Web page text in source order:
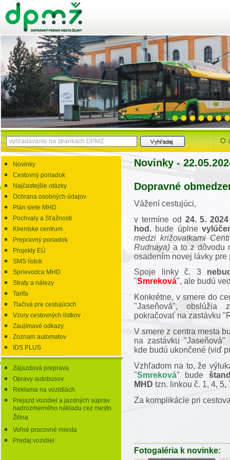
O
Novinky
Cestovný poriadok
Najčastejšie otázky
Ochrana osobných údajov
Plán siete MHD
Pochvaly a Sťažnosti
Klientske centrum
Prepravný poriadok
Projekty EÚ
SMS lístok
Sprievodca MHD
Straty a nálezy
Tarifa
Tlačivá pre cestujúcich
Vzory cestovných lístkov
Zaujímavé odkazy
Zoznam automatov
IDS PLUS
Zájazdová preprava
Opravy autobusov
Reklama na vozidlách
Prejazd vozidiel a jazdných súprav
nadrozmerného nákladu cez mesto
Žilina
Voľné pracovné miesta
Predaj vozidiel
Novinky -
Dopravné
Vážení cestujúci,
v termíne od 24. 5.
hod. bude úplne
medzi križovatkami
Rudnaya) a to z dôvodu
osadením novej lávky pre
Spoje linky č. 3
"Smreková", ale budú
Konkrétne, v smere do
"Jaseňová", obslúžia
pokračovať na zastávku
V smere z centra mesta
na zastávku
kde budú ukončené (viď
Vzhľadom na to, že
"Smreková" bude
MHD tzn. linkou č. 1, 4, 5,
Za komplikácie pri
Fotogaléria k novinke: